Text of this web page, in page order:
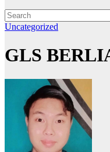
Uncategorized
GLS